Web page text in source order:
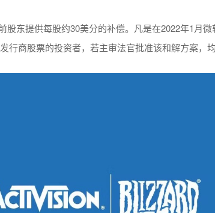
股东提供每股约30美分的补偿。凡是在2022年1月
行商股票的投资者，若主审法官批准该和解方案，